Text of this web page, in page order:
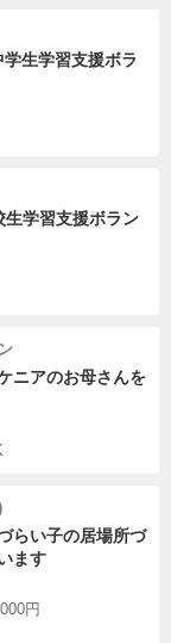
学生学習支援ボラ
生学習支援ボラン
ニアのお母さんを
らい子の居場所づ
ます
円